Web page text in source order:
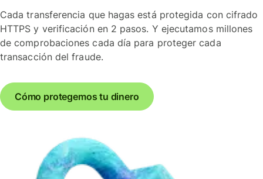
Cada transferencia que hagas está protegida con cifrado
HTTPS y verificación en 2 pasos. Y ejecutamos millones
de comprobaciones cada día para proteger cada
transacción del fraude.
Cómo protegemos tu dinero